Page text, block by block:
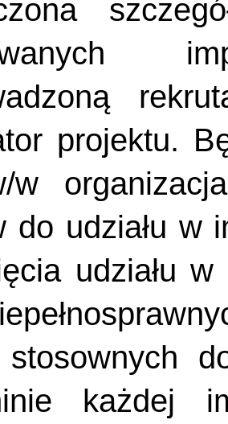
projektu.
do udziału w
udziału
stosownych
każdej